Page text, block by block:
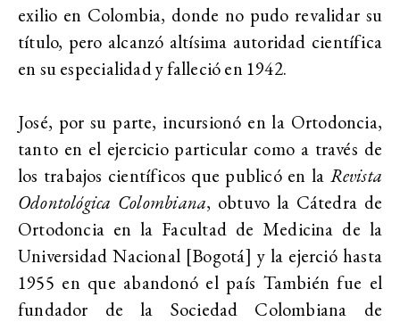
exilio en Colombia, donde no pudo revalidar su
título, pero alcanzó altísima autoridad científica
en su especialidad y falleció en 1942.
José, por su parte, incursionó en la Ortodoncia,
tanto en el ejercicio particular como a través de
los trabajos científicos que publicó en la Revista
Odontológica Colombiana, obtuvo la Cátedra de
Ortodoncia en la Facultad de Medicina de la
Universidad Nacional [Bogotá] y la ejerció hasta
1955 en que abandonó el país También fue el
fundador de la Sociedad Colombiana de